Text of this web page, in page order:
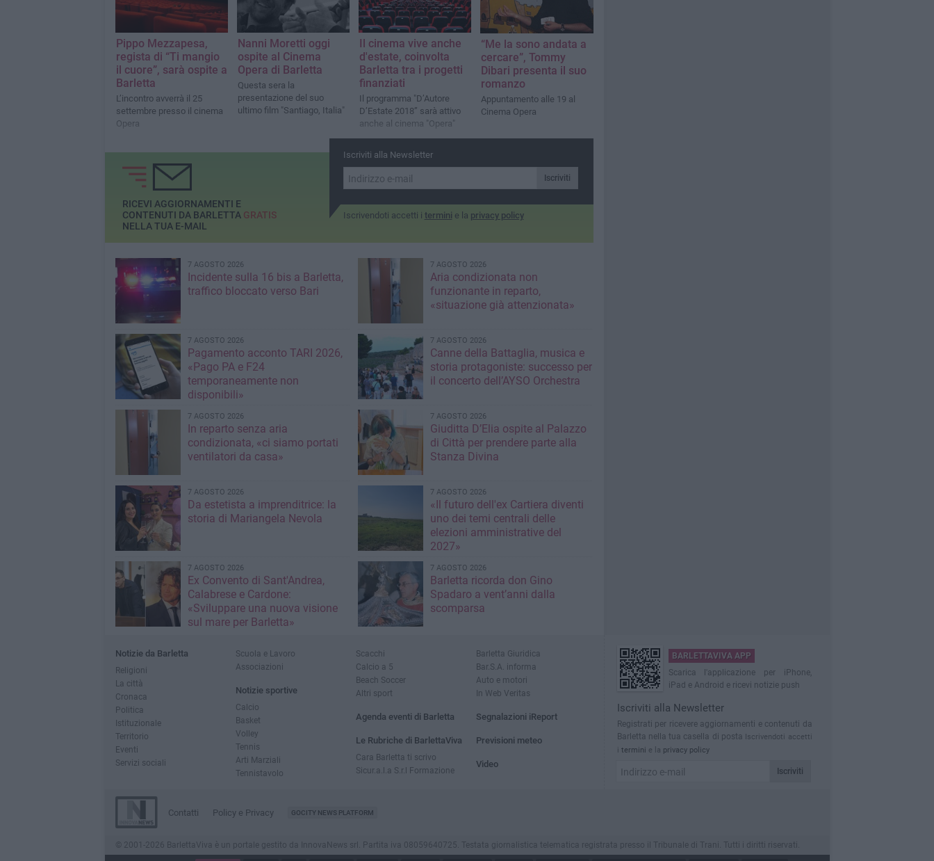
Pippo Mezzapesa,
regista di “Ti mangio
il cuore”, sarà ospite a
Barletta
L’incontro avverrà il 25
settembre presso il cinema
Opera
Nanni Moretti oggi
ospite al Cinema
Opera di Barletta
Questa sera la
presentazione del suo
ultimo film "Santiago, Italia"
Il cinema vive anche
d'estate, coinvolta
Barletta tra i progetti
finanziati
Il programma "D’Autore
D’Estate 2018” sarà attivo
anche al cinema "Opera"
“Me la sono andata a
cercare”, Tommy
Dibari presenta il suo
romanzo
Appuntamento alle 19 al
Cinema Opera
Iscriviti alla Newsletter
Iscriviti
Iscrivendoti accetti i termini e la privacy policy
RICEVI AGGIORNAMENTI E
CONTENUTI DA BARLETTA GRATIS
NELLA TUA E-MAIL
7 AGOSTO 2026
Incidente sulla 16 bis a Barletta,
traffico bloccato verso Bari
7 AGOSTO 2026
Aria condizionata non
funzionante in reparto,
«situazione già attenzionata»
7 AGOSTO 2026
Pagamento acconto TARI 2026,
«Pago PA e F24
temporaneamente non
disponibili»
7 AGOSTO 2026
Canne della Battaglia, musica e
storia protagoniste: successo per
il concerto dell’AYSO Orchestra
7 AGOSTO 2026
In reparto senza aria
condizionata, «ci siamo portati
ventilatori da casa»
7 AGOSTO 2026
Giuditta D’Elia ospite al Palazzo
di Città per prendere parte alla
Stanza Divina
7 AGOSTO 2026
Da estetista a imprenditrice: la
storia di Mariangela Nevola
7 AGOSTO 2026
«Il futuro dell'ex Cartiera diventi
uno dei temi centrali delle
elezioni amministrative del
2027»
7 AGOSTO 2026
Ex Convento di Sant'Andrea,
Calabrese e Cardone:
«Sviluppare una nuova visione
sul mare per Barletta»
7 AGOSTO 2026
Barletta ricorda don Gino
Spadaro a vent’anni dalla
scomparsa
Notizie da Barletta
Religioni
La città
Cronaca
Politica
Istituzionale
Territorio
Eventi
Servizi sociali
Scuola e Lavoro
Associazioni
Notizie sportive
Calcio
Basket
Volley
Tennis
Arti Marziali
Tennistavolo
Scacchi
Calcio a 5
Beach Soccer
Altri sport
Agenda eventi di Barletta
Le Rubriche di BarlettaViva
Cara Barletta ti scrivo
Sicur.a.l.a S.r.l Formazione
Barletta Giuridica
Bar.S.A. informa
Auto e motori
In Web Veritas
Segnalazioni iReport
Previsioni meteo
Video
BARLETTAVIVA APP
Scarica l'applicazione per iPhone,
iPad e Android e ricevi notizie push
Iscriviti alla Newsletter
Registrati per ricevere aggiornamenti e contenuti da
Barletta nella tua casella di posta Iscrivendoti accetti
i termini e la privacy policy
Iscriviti
Contatti Policy e Privacy GOCITY NEWS PLATFORM
© 2001-2026 BarlettaViva è un portale gestito da InnovaNews srl. Partita iva 08059640725. Testata giornalistica telematica registrata presso il Tribunale di Trani. Tutti i diritti riservati.